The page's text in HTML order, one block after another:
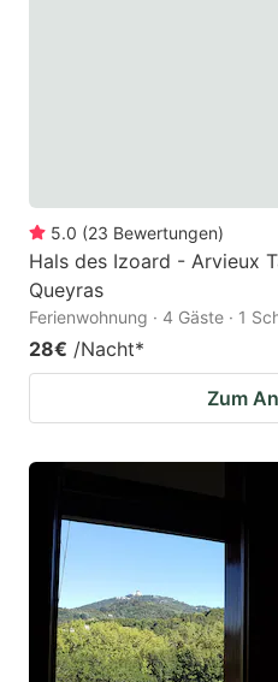
5.0 (23 Bewertungen)
Hals des Izoard - Arvieux
Queyras
Ferienwohnung · 4 Gäste · 1
28€ /Nacht*
Zum